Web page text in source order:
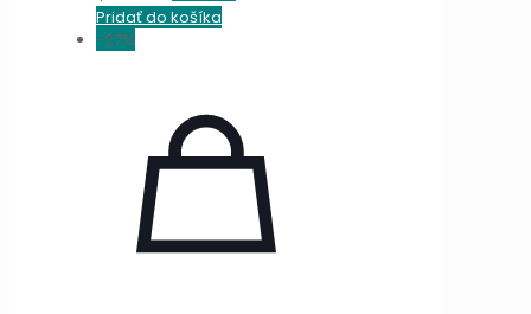
price
Pridať do košíka
-27%